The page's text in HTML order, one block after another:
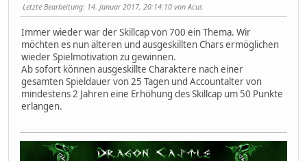
Letzte Bearbeitung: 14. Januar 2017, 20:14:10 von Acus
Immer wieder war der Skillcap von 700 ein Thema. Wir
möchten es nun älteren und ausgeskillten Chars ermöglichen
wieder Spielmotivation zu gewinnen.
Ab sofort können ausgeskillte Charaktere nach einer
gesamten Spieldauer von 25 Tagen und Accountalter von
mindestens 2 Jahren eine Erhöhung des Skillcap um 50 Punkte
erlangen.